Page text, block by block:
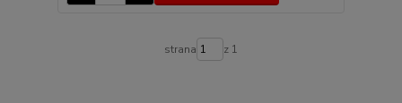
strana z 1